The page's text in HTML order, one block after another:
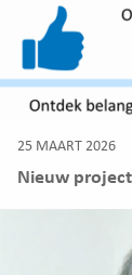
25 MAART 2026
Nieuw